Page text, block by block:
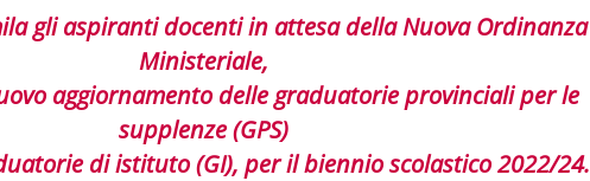
gli aspiranti docenti in attesa della Nuova Ordinanza
Ministeriale,
aggiornamento delle graduatorie provinciali per le
supplenze (GPS)
di istituto (GI), per il biennio scolastico 2022/24.